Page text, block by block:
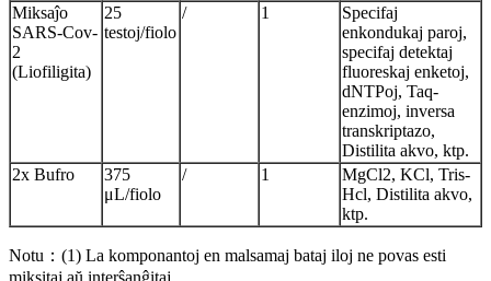
Miksaĵo
SARS-Cov-
2
(Liofiligita)
25
testoj/fiolo
/ 1
Specifaj
enkondukaj paroj,
specifaj detektaj
fluoreskaj enketoj,
dNTPoj, Taq-
enzimoj, inversa
transkriptazo,
Distilita akvo, ktp.
2x Bufro
375
μL/fiolo
/ 1
MgCl2, KCl, Tris-
Hcl, Distilita akvo,
ktp.
Notu ： (1) La komponantoj en malsamaj bataj iloj ne povas esti